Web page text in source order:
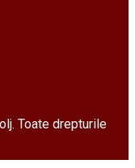
Toate drepturile